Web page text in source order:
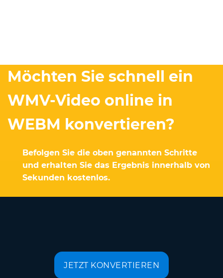
Möchten Sie schnell ein
WMV-Video online in
WEBM konvertieren?
Befolgen Sie die oben genannten Schritte
und erhalten Sie das Ergebnis innerhalb von
Sekunden kostenlos.
JETZT KONVERTIEREN